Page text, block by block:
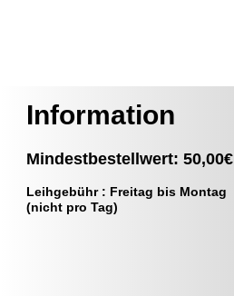
Information
Mindestbestellwert: 50,00€
Leihgebühr : Freitag bis Montag
(nicht pro Tag)